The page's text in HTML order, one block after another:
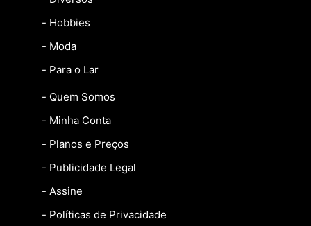
- Hobbies
- Moda
- Para o Lar
- Quem Somos
- Minha Conta
- Planos e Preços
- Publicidade Legal
- Assine
- Políticas de Privacidade